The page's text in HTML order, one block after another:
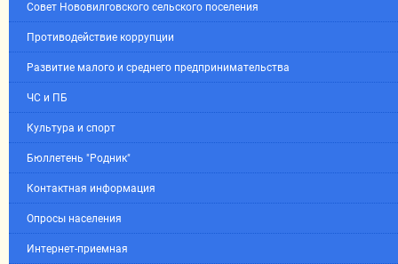
Совет Нововилговского сельского поселения
Противодействие коррупции
Развитие малого и среднего предпринимательства
ЧС и ПБ
Культура и спорт
Бюллетень "Родник"
Контактная информация
Опросы населения
Интернет-приемная